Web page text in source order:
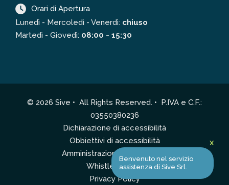
Orari di Apertura
Lunedì - Mercoledì - Venerdì: chiuso
Martedì - Giovedì: 08:00 - 15:30
© 2026 Sive • All Rights Reserved. • P.IVA e C.F.:
03550380236
Dichiarazione di accessibilità
Obbiettivi di accessibilità
Amministrazione Trasparente
Whistleblowing
Privacy Policy
X
Benvenuto nel servizio
assistenza di Sive Srl.